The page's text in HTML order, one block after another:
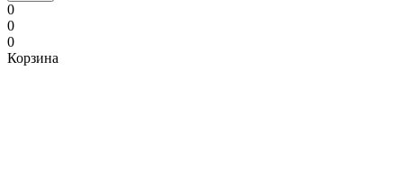
0
0
0
Корзина